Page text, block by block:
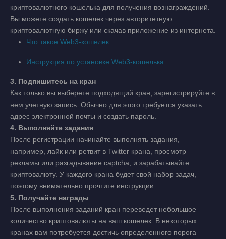
криптовалютного кошелька для получения вознаграждений.
Вы можете создать кошелек через авторитетную
криптовалютную биржу или скачав приложение из интернета.
Что такое Web3-кошелек
Инструкция по установке Web3-кошелька
3. Подпишитесь на кран
Как только вы выберете подходящий кран, зарегистрируйте в
нем учетную запись. Обычно для этого требуется указать
адрес электронной почты и создать пароль.
4. Выполняйте задания
После регистрации начинайте выполнять задания,
например, лайк или ретвит в Twitter крана, просмотр
рекламы или разгадывание captcha, и зарабатывайте
криптовалюту. У каждого крана будет свой набор задач,
поэтому внимательно прочтите инструкции.
5. Получайте награды
После выполнения заданий кран переведет небольшое
количество криптовалюты на ваш кошелек. В некоторых
кранах вам потребуется достичь определенного порога